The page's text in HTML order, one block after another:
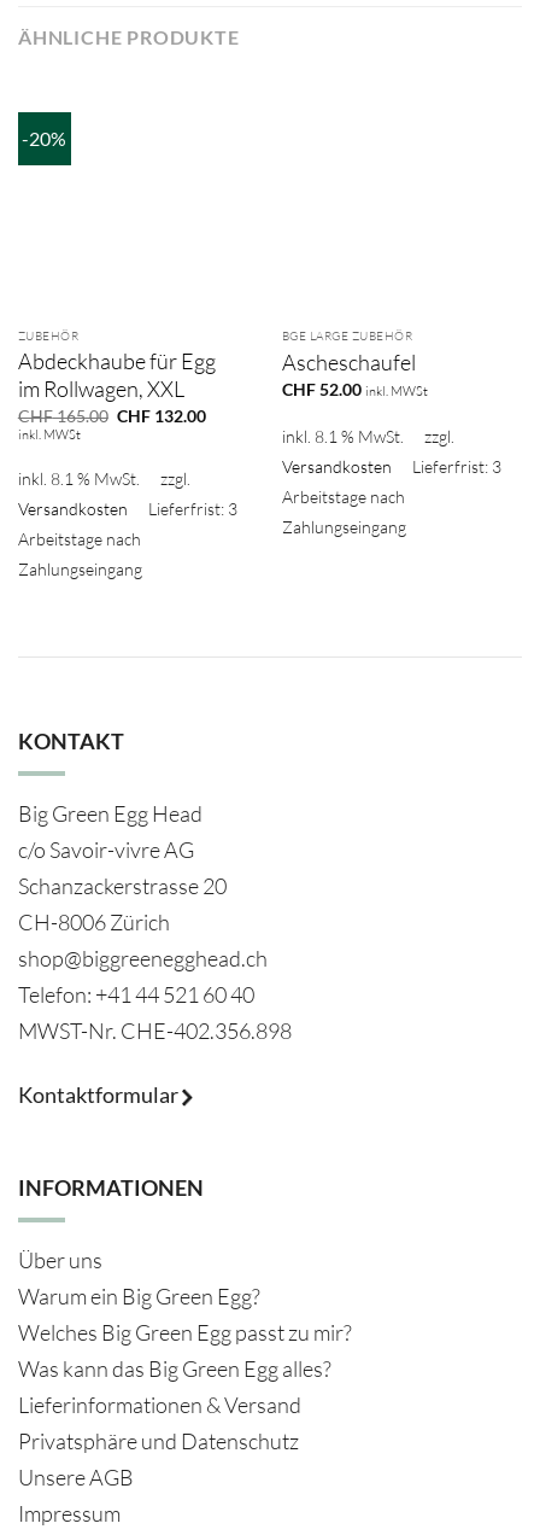
ÄHNLICHE PRODUKTE
-20%
ZUBEHÖR
Abdeckhaube für Egg
im Rollwagen, XXL
CHF165.00 Ursprünglicher
CHF132.00Aktueller
CHF 132.00.
inkl. MWSt
inkl. 8.1 % MwSt.
zzgl.
Versandkosten
Lieferfrist: 3
Arbeitstage nach
Zahlungseingang
BGE LARGE ZUBEHÖR
Ascheschaufel
CHF52.00 inkl. MWSt
inkl. 8.1 % MwSt.
zzgl.
Versandkosten
Lieferfrist: 3
Arbeitstage nach
Zahlungseingang
KONTAKT
Big Green Egg Head
c/o Savoir-vivre AG
Schanzackerstrasse 20
CH-8006 Zürich
shop@biggreenegghead.ch
Telefon: +41 44 521 60 40
MWST-Nr. CHE-402.356.898
Kontaktformular
INFORMATIONEN
Über uns
Warum ein Big Green Egg?
Welches Big Green Egg passt zu mir?
Was kann das Big Green Egg alles?
Lieferinformationen & Versand
Privatsphäre und Datenschutz
Unsere AGB
Impressum